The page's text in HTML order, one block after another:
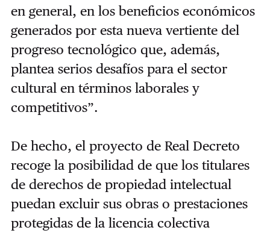
en general, en los beneficios económicos
generados por esta nueva vertiente del
progreso tecnológico que, además,
plantea serios desafíos para el sector
cultural en términos laborales y
competitivos”.
De hecho, el proyecto de Real Decreto
recoge la posibilidad de que los titulares
de derechos de propiedad intelectual
puedan excluir sus obras o prestaciones
protegidas de la licencia colectiva